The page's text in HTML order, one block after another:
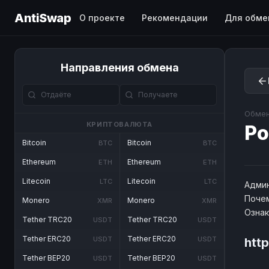
AntiSwap О проекте Рекомендации Для
Направления обмена
КРИПТОВАЛЮТА
Bitcoin BTC
Ethereum ETH
Litecoin LTC
Monero XMR
Tether TRC20 USDT
Tether ERC20 USDT
Tether BEP20 USDT
Bitcoin BTC
Ethereum ETH
Litecoin LTC
Monero XMR
Tether TRC20 USDT
Tether ERC20 USDT
Tether BEP20 USDT